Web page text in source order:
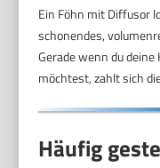
Ein Föhn mit Diffusor
schonendes,
Gerade wenn du
möchtest, zahlt sich
Häufig